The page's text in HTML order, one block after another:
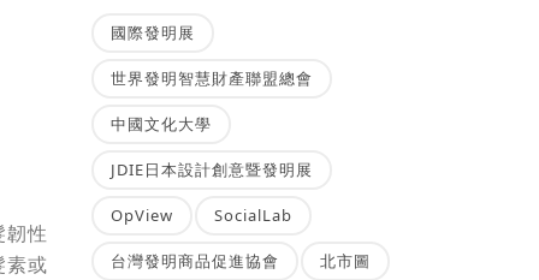
韌性
素或
國際發明展
世界發明智慧財產聯盟總會
中國文化大學
JDIE日本設計創意暨發明展
OpView SocialLab
台灣發明商品促進協會 北市圖